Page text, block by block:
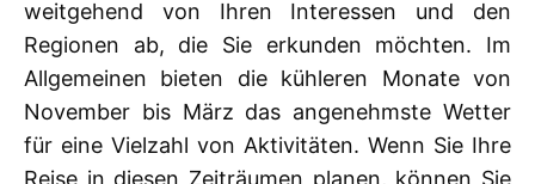
weitgehend von Ihren Interessen und den
Regionen ab, die Sie erkunden möchten. Im
Allgemeinen bieten die kühleren Monate von
November bis März das angenehmste Wetter
für eine Vielzahl von Aktivitäten. Wenn Sie Ihre
Reise in diesen Zeiträumen planen, können Sie